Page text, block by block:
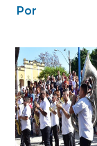
Por